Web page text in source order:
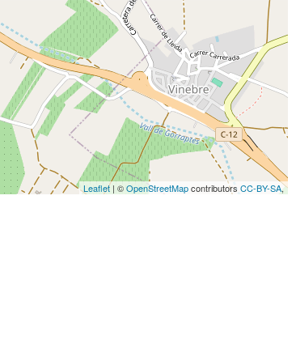
Leaflet| ©OpenStreetMapcontributors CC-BY-SA,